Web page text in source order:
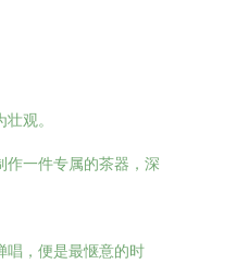
观。
作一件专属的茶器，深
唱，便是最惬意的时